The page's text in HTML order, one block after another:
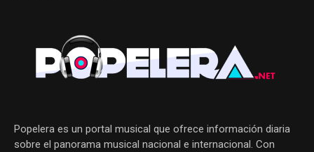
Popelera es un portal musical que ofrece información diaria
sobre el panorama musical nacional e internacional. Con